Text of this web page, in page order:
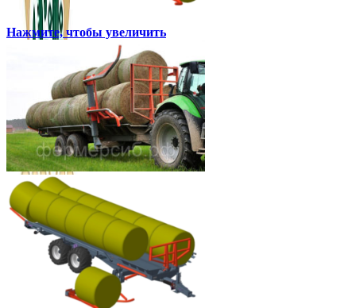
Нажмите, чтобы увеличить